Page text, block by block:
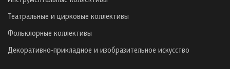
Театральные и цирковые коллективы
Фольклорные коллективы
Декоративно-прикладное и изобразительное искусство